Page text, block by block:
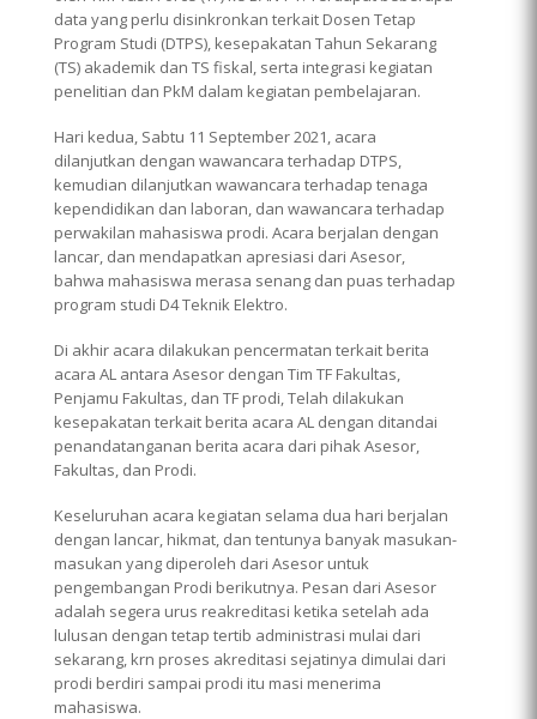
data yang perlu disinkronkan terkait Dosen Tetap
Program Studi (DTPS), kesepakatan Tahun Sekarang
(TS) akademik dan TS fiskal, serta integrasi kegiatan
penelitian dan PkM dalam kegiatan pembelajaran.
Hari kedua, Sabtu 11 September 2021, acara
dilanjutkan dengan wawancara terhadap DTPS,
kemudian dilanjutkan wawancara terhadap tenaga
kependidikan dan laboran, dan wawancara terhadap
perwakilan mahasiswa prodi. Acara berjalan dengan
lancar, dan mendapatkan apresiasi dari Asesor,
bahwa mahasiswa merasa senang dan puas terhadap
program studi D4 Teknik Elektro.
Di akhir acara dilakukan pencermatan terkait berita
acara AL antara Asesor dengan Tim TF Fakultas,
Penjamu Fakultas, dan TF prodi, Telah dilakukan
kesepakatan terkait berita acara AL dengan ditandai
penandatanganan berita acara dari pihak Asesor,
Fakultas, dan Prodi.
Keseluruhan acara kegiatan selama dua hari berjalan
dengan lancar, hikmat, dan tentunya banyak masukan-
masukan yang diperoleh dari Asesor untuk
pengembangan Prodi berikutnya. Pesan dari Asesor
adalah segera urus reakreditasi ketika setelah ada
lulusan dengan tetap tertib administrasi mulai dari
sekarang, krn proses akreditasi sejatinya dimulai dari
prodi berdiri sampai prodi itu masi menerima
mahasiswa.